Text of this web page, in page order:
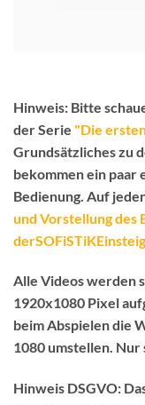
Hinweis: Bitte
der Serie "Die
Grundsätzliches zu
bekommen ein
Bedienung. Auf
und Vorstellung des
Alle Videos werden
1920x1080 Pixel
beim Abspielen die
1080 umstellen. Nur
Hinweis DSGVO: